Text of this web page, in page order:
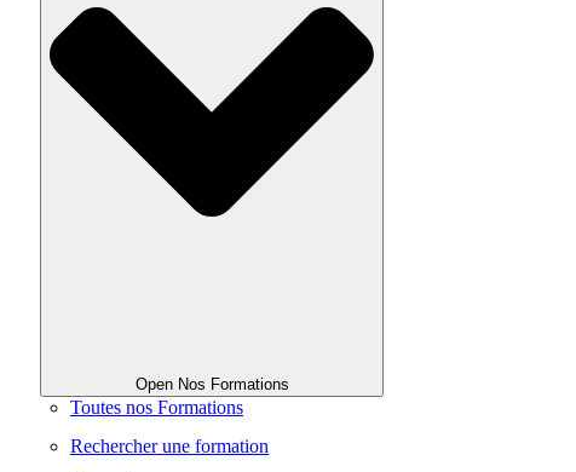
Open Nos Formations
Toutes nos Formations
Rechercher une formation